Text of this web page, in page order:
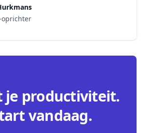
editor) tot volledig automatisch
met dayparting en strategieën die
dayparting en eenvoudige
oprichter
je productiviteit.
vandaag.